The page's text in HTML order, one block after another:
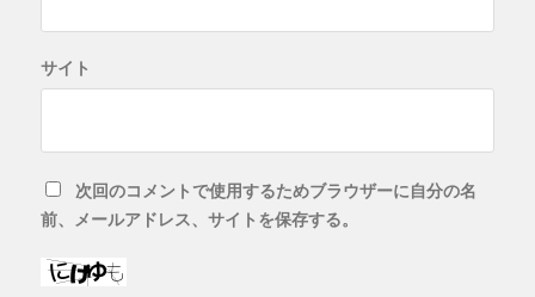
サイト
次回のコメントで使用するためブラウザーに自分の名
前、メールアドレス、サイトを保存する。